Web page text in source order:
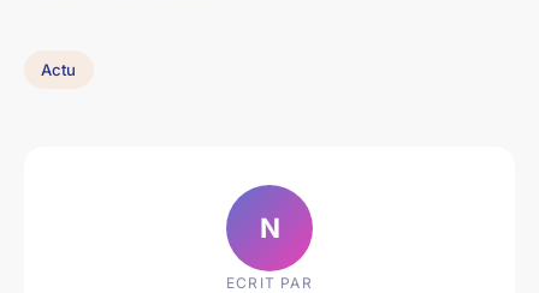
Actu
N
ECRIT PAR